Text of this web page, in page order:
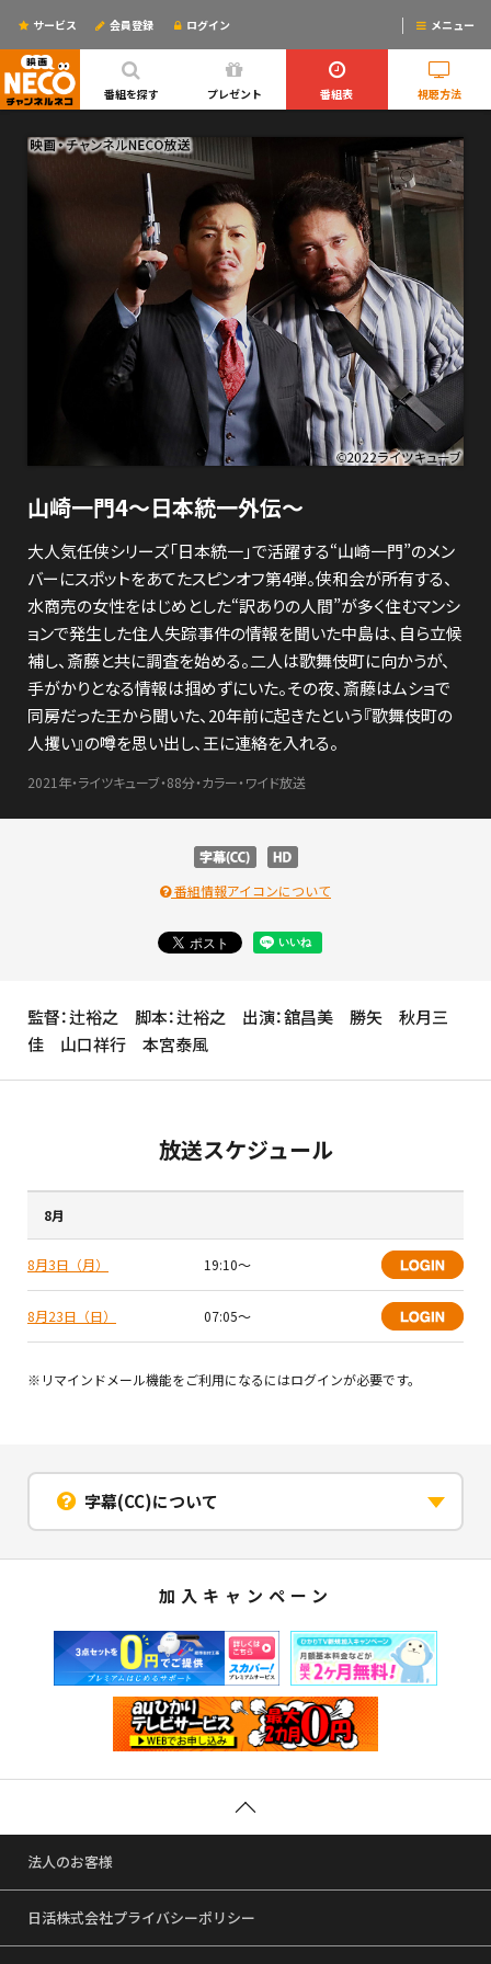
番組を探す プレゼント 番組表 視聴方法
サービス 会員登録 ログイン メニュー
ログインするとリマインドメールが使えるYO!
山崎一門4～日本統一外伝～
大人気任侠シリーズ「日本統一」で活躍する“山崎一門”のメン
バーにスポットをあてたスピンオフ第4弾。侠和会が所有する、
水商売の女性をはじめとした“訳ありの人間”が多く住むマンシ
ョンで発生した住人失踪事件の情報を聞いた中島は、自ら立候
補し、斎藤と共に調査を始める。二人は歌舞伎町に向かうが、
手がかりとなる情報は掴めずにいた。その夜、斎藤はムショで
同房だった王から聞いた、20年前に起きたという『歌舞伎町の
人攫い』の噂を思い出し、王に連絡を入れる。
2021年・ライツキューブ・88分・カラー・ワイド放送
番組情報アイコンについて
監督：辻裕之 脚本：辻裕之 出演：舘昌美 勝矢 秋月三
佳 山口祥行 本宮泰風
放送スケジュール
8月
8月3日（月） 19:10〜
8月23日（日） 07:05〜
※リマインドメール機能をご利用になるにはログインが必要です。
字幕(CC)について
加入キャンペーン
法人のお客様
日活株式会社プライバシーポリシー